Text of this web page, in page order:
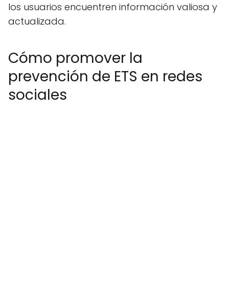
los usuarios encuentren información valiosa y
actualizada.
Cómo promover la
prevención de ETS en redes
sociales